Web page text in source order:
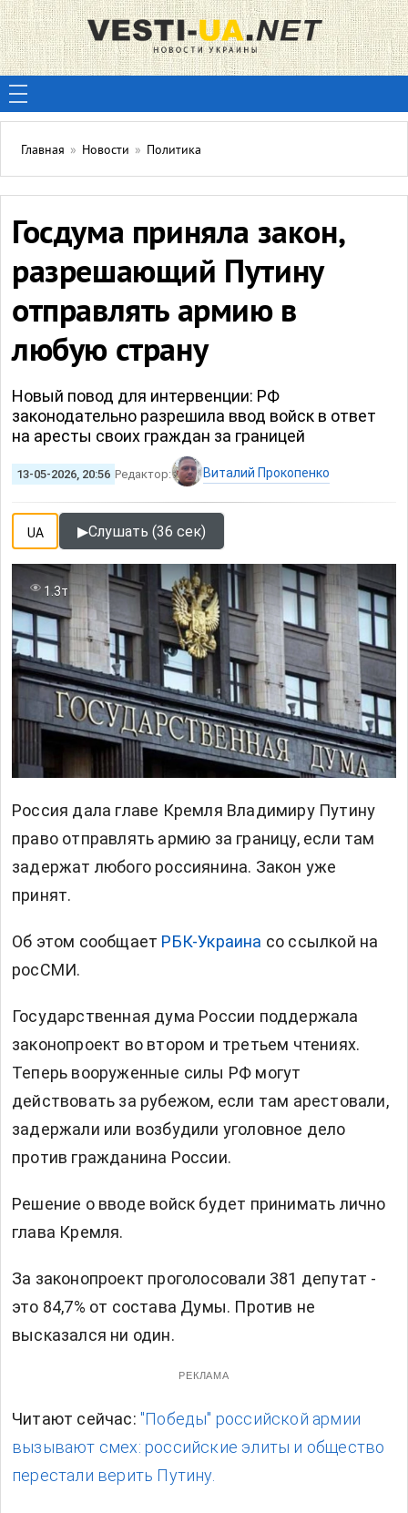
Главная » Новости » Политика
Госдума приняла закон,
разрешающий Путину
отправлять армию в
любую страну
Новый повод для интервенции: РФ
законодательно разрешила ввод войск в ответ
на аресты своих граждан за границей
13-05-2026, 20:56 Редактор: Виталий Прокопенко
UA ▶Слушать (36 сек)
1.3т
Россия дала главе Кремля Владимиру Путину
право отправлять армию за границу, если там
задержат любого россиянина. Закон уже
принят.
Об этом сообщает РБК-Украина со ссылкой на
росСМИ.
Государственная дума России поддержала
законопроект во втором и третьем чтениях.
Теперь вооруженные силы РФ могут
действовать за рубежом, если там арестовали,
задержали или возбудили уголовное дело
против гражданина России.
Решение о вводе войск будет принимать лично
глава Кремля.
За законопроект проголосовали 381 депутат -
это 84,7% от состава Думы. Против не
высказался ни один.
РЕКЛАМА
Читают сейчас: "Победы" российской армии
вызывают смех: российские элиты и общество
перестали верить Путину.